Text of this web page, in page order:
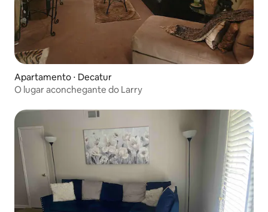
Apartamento ⋅ Decatur
O lugar aconchegante do Larry